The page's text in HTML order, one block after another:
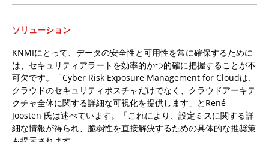
ソリューション
KNMIにとって、データの安全性と可用性を常に確保するために
は、セキュリティアラートを効率的かつ的確に把握することが不
可欠です。「Cyber Risk Exposure Management for Cloudは、
クラウドのセキュリティポスチャだけでなく、クラウドアーキテ
クチャ全体に関する詳細な可視化を提供します」とRené
Joosten 氏は述べています。「これにより、設定ミスに関する詳
細な情報が得られ、脆弱性を直接解決するための具体的な推奨策